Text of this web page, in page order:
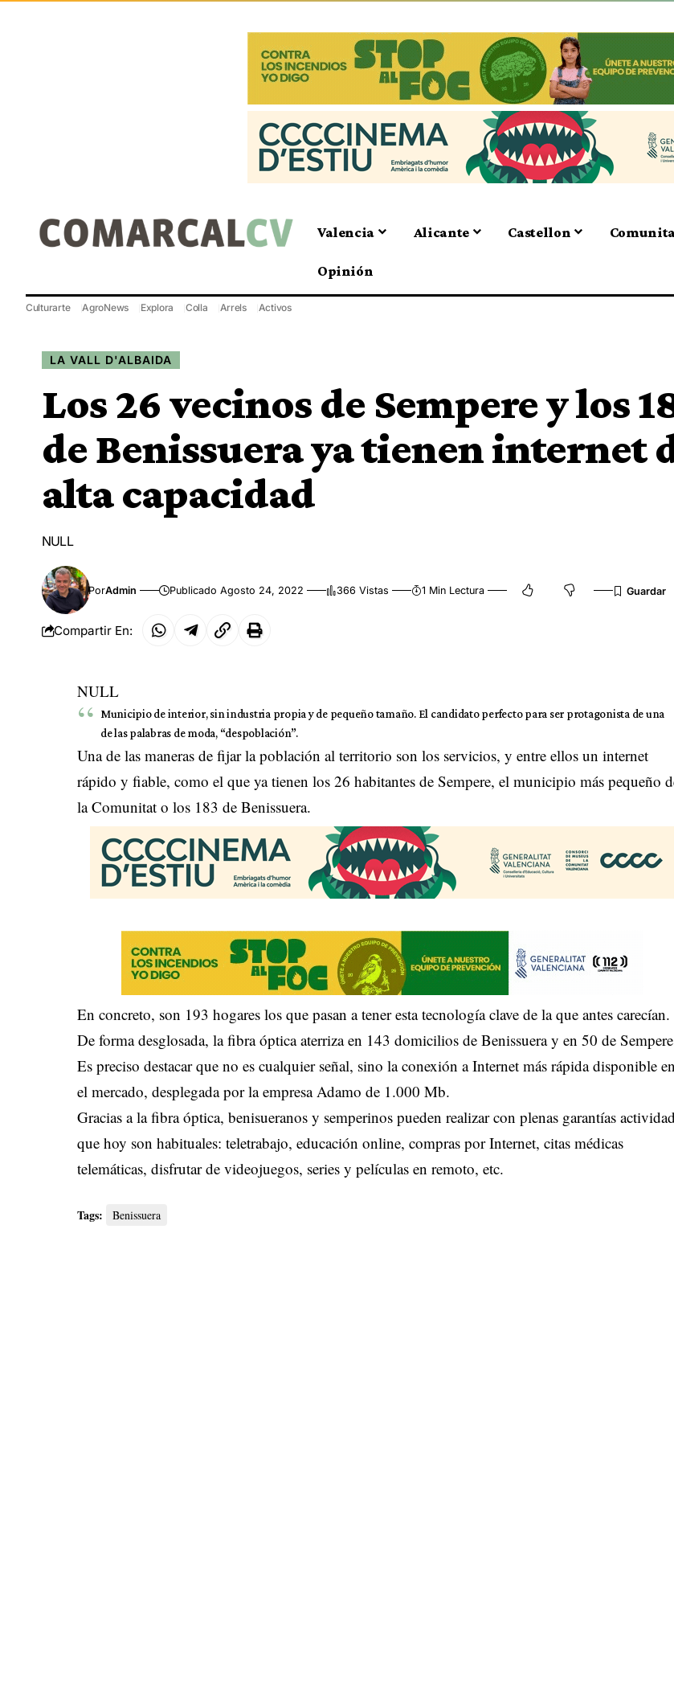
Valencia Alicante Castellon
Opinión
Culturarte AgroNews Explora Colla Arrels Activos
LA VALL D'ALBAIDA
Los 26 vecinos de Sempere y los
de Benissuera ya tienen internet
alta capacidad
NULL
PorAdmin Publicado Agosto 24, 2022 366 Vistas 1 Min Lectura
Compartir En:
NULL
Municipio de interior, sin industria propia y de pequeño tamaño. El candidato perfecto para ser protagonista de una
de las palabras de moda, “despoblación”.
Una de las maneras de fijar la población al territorio son los servicios, y entre ellos un internet
rápido y fiable, como el que ya tienen los 26 habitantes de Sempere, el municipio más pequeño
la Comunitat o los 183 de Benissuera.
En concreto, son 193 hogares los que pasan a tener esta tecnología clave de la que antes carecían.
De forma desglosada, la fibra óptica aterriza en 143 domicilios de Benissuera y en 50 de
Es preciso destacar que no es cualquier señal, sino la conexión a Internet más rápida disponible en
el mercado, desplegada por la empresa Adamo de 1.000 Mb.
Gracias a la fibra óptica, benisueranos y semperinos pueden realizar con plenas garantías
que hoy son habituales: teletrabajo, educación online, compras por Internet, citas médicas
telemáticas, disfrutar de videojuegos, series y películas en remoto, etc.
Tags: Benissuera